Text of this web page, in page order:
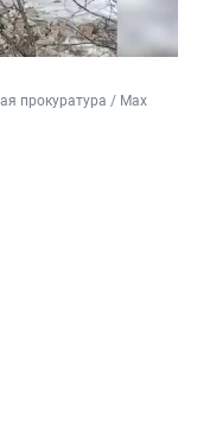
прокуратура / Maх